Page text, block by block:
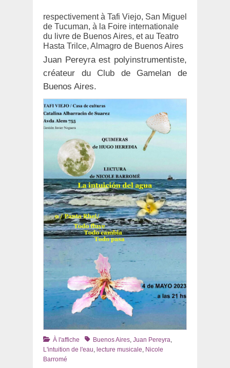
respectivement à Tafi Viejo, San Miguel
de Tucuman, à la Foire internationale
du livre de Buenos Aires, et au Teatro
Hasta Trilce, Almagro de Buenos Aires
Juan Pereyra est polyinstrumentiste,
créateur du Club de Gamelan de
Buenos Aires.
Catégories
À l'affiche TagsBuenos Aires Juan Pereyra
L'intuition de l'eau lecture musicale Nicole
Barromé